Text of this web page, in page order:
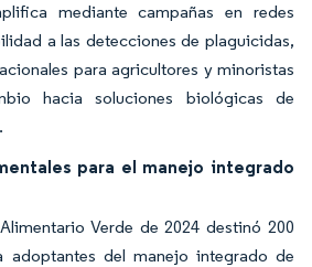
mediante campañas en redes
a las detecciones de plaguicidas,
para agricultores y minoristas
hacia soluciones biológicas de
para el manejo integrado
Verde de 2024 destinó 200
adoptantes del manejo integrado de